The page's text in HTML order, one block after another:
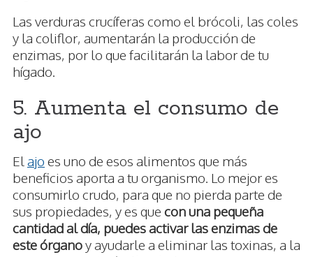
Las verduras crucíferas como el brócoli, las coles
y la coliflor, aumentarán la producción de
enzimas, por lo que facilitarán la labor de tu
hígado.
5. Aumenta el consumo de
ajo
El ajo es uno de esos alimentos que más
beneficios aporta a tu organismo. Lo mejor es
consumirlo crudo, para que no pierda parte de
sus propiedades, y es que con una pequeña
cantidad al día, puedes activar las enzimas de
este órganoy ayudarle a eliminar las toxinas, a la